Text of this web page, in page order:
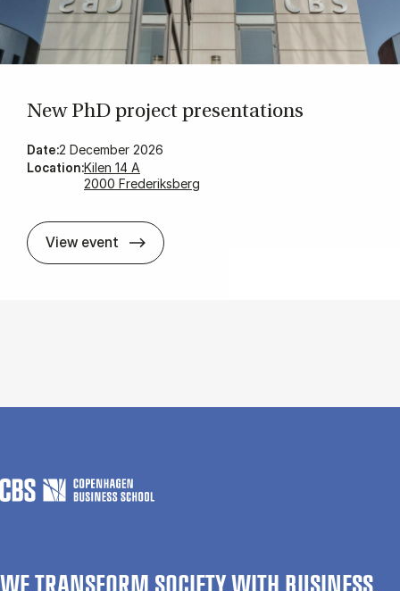
New PhD pro­ject pre­sen­ta­tions
Date:2 December 2026
Location:Kilen 14 A
2000 Frederiksberg
View event New PhD pro­ject pre­sen­ta­tions